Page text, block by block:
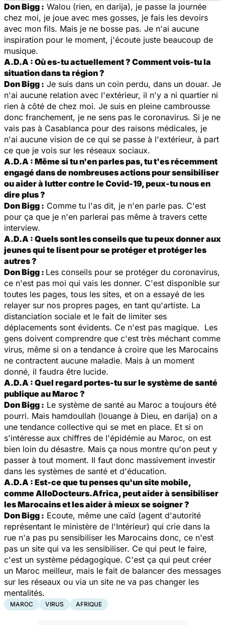
Don Bigg : Walou (rien, en darija), je passe la journée
chez moi, je joue avec mes gosses, je fais les devoirs
avec mon fils. Mais je ne bosse pas. Je n'ai aucune
inspiration pour le moment, j'écoute juste beaucoup de
musique.
A.D.A : Où es-tu actuellement ? Comment vois-tu la
situation dans ta région ?
Don Bigg : Je suis dans un coin perdu, dans un douar. Je
n'ai aucune relation avec l'extérieur, il n'y a ni quartier ni
rien à côté de chez moi. Je suis en pleine cambrousse
donc franchement, je ne sens pas le coronavirus. Si je ne
vais pas à Casablanca pour des raisons médicales, je
n'ai aucune vision de ce qui se passe à l'extérieur, à part
ce que je vois sur les réseaux sociaux.
A.D.A : Même si tu n'en parles pas, tu t'es récemment
engagé dans de nombreuses actions pour sensibiliser
ou aider à lutter contre le Covid-19, peux-tu nous en
dire plus ?
Don Bigg : Comme tu l'as dit, je n'en parle pas. C'est
pour ça que je n'en parlerai pas même à travers cette
interview.
A.D.A : Quels sont les conseils que tu peux donner aux
jeunes qui te lisent pour se protéger et protéger les
autres ?
Don Bigg : Les conseils pour se protéger du coronavirus,
ce n'est pas moi qui vais les donner. C'est disponible sur
toutes les pages, tous les sites, et on a essayé de les
relayer sur nos propres pages, en tant qu'artiste. La
distanciation sociale et le fait de limiter ses
déplacements sont évidents. Ce n'est pas magique. Les
gens doivent comprendre que c'est très méchant comme
virus, même si on a tendance à croire que les Marocains
ne contractent aucune maladie. Mais à un moment
donné, il faudra être lucide.
A.D.A : Quel regard portes-tu sur le système de santé
publique au Maroc ?
Don Bigg : Le système de santé au Maroc a toujours été
pourri. Mais hamdoullah (louange à Dieu, en darija) on a
une tendance collective qui se met en place. Et si on
s'intéresse aux chiffres de l'épidémie au Maroc, on est
bien loin du désastre. Mais ça nous montre qu'on peut y
passer à tout moment. Il faut donc massivement investir
dans les systèmes de santé et d'éducation.
A.D.A : Est-ce que tu penses qu'un site mobile,
comme AlloDocteurs.Africa, peut aider à sensibiliser
les Marocains et les aider à mieux se soigner ?
Don Bigg : Ecoute, même une caïd (agent d'autorité
représentant le ministère de l'Intérieur) qui crie dans la
rue n'a pas pu sensibiliser les Marocains donc, ce n'est
pas un site qui va les sensibiliser. Ce qui peut le faire,
c'est un système pédagogique. C'est ça qui peut créer
un Maroc meilleur, mais le fait de balancer des messages
sur les réseaux ou via un site ne va pas changer les
mentalités.
MAROC VIRUS AFRIQUE